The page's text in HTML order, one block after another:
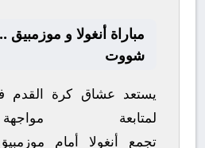
مباراة أنغولا و موزمبيق
شووت
يستعد عشاق كرة القدم
لمتابعة
تجمع أنغولا أمام